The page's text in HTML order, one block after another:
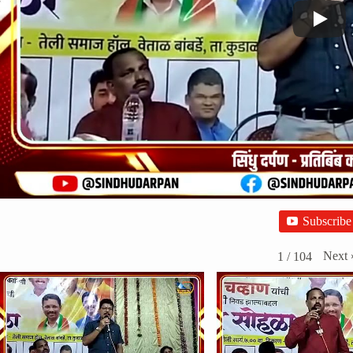
Subscribe
1 / 104 Next